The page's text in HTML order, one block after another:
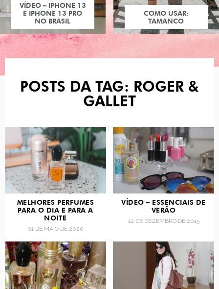
VÍDEO – IPHONE 13
E IPHONE 13 PRO
NO BRASIL
COMO USAR:
TAMANCO
POSTS DA TAG: ROGER &
GALLET
MELHORES PERFUMES
PARA O DIA E PARA A
NOITE
01 DE MAIO DE 2020
VÍDEO – ESSENCIAIS DE
VERÃO
12 DE DEZEMBRO DE 2015